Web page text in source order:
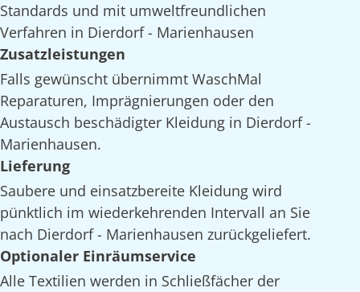
Standards und mit umweltfreundlichen
Verfahren in Dierdorf - Marienhausen
Zusatzleistungen
Falls gewünscht übernimmt WaschMal
Reparaturen, Imprägnierungen oder den
Austausch beschädigter Kleidung in Dierdorf -
Marienhausen.
Lieferung
Saubere und einsatzbereite Kleidung wird
pünktlich im wiederkehrenden Intervall an Sie
nach Dierdorf - Marienhausen zurückgeliefert.
Optionaler Einräumservice
Alle Textilien werden in Schließfächer der